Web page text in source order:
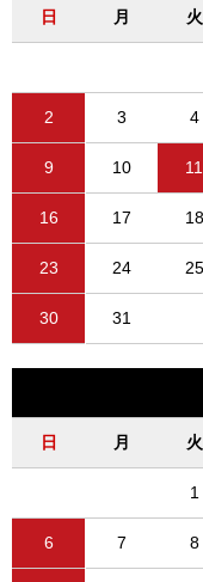
日 月 火
2 3 4
9 10 11
16 17 18
23 24 25
30 31
日 月 火
1
6 7 8